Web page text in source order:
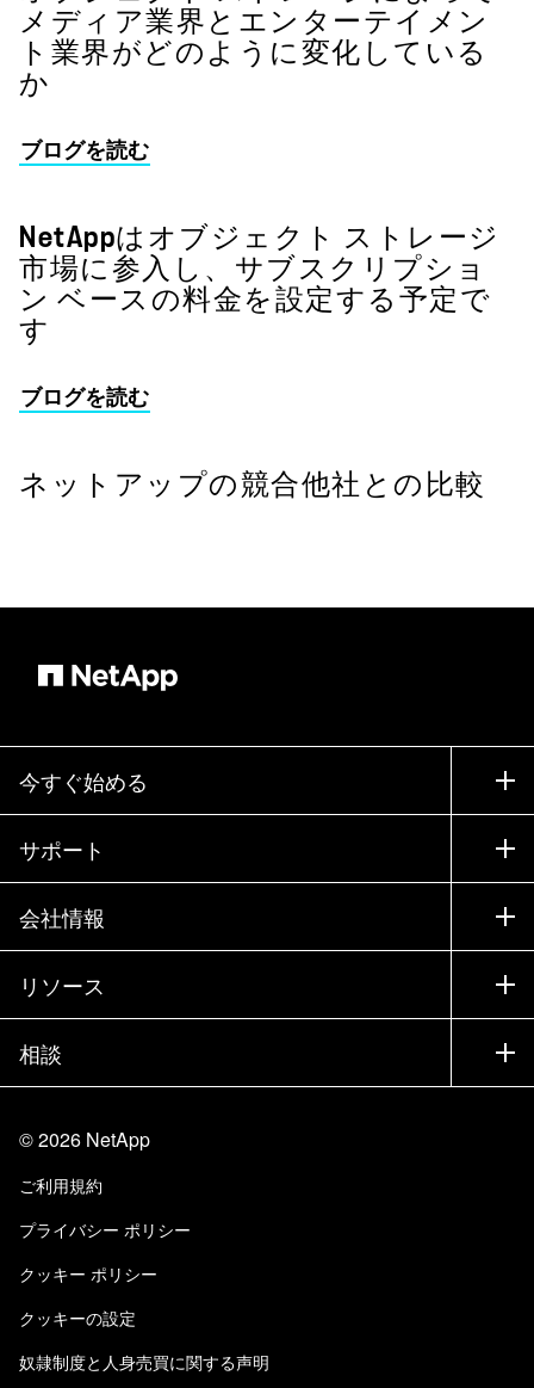
メディア業界とエンターテイメン
ト業界がどのように変化している
か
ブログを読む
NetAppはオブジェクト ストレージ
市場に参入し、サブスクリプショ
ン ベースの料金を設定する予定で
す
ブログを読む
ネットアップの競合他社との比較
今すぐ始める
購入方法
営業チームへのお問い合わせ
パートナーを検索
エグゼクティブ ブリーフィング
製品A-Z
サポート
サポート
トレーニング
ドキュメント
ナレッジ ベース
コミュニティ
知識の習得
会社情報
会社情報
パートナー
採用情報
Trust Center
責任と持続可能性
品質に関する認定
NetApp Instaclustr
リソース
ニュースルーム
イベント
ブログ
カスタマー エクスペリエンス
ユーザ事例
相談
当サイトに関するフィードバック
アクセシビリティ
Eメールの登録
©2026 NetApp
ご利用規約
プライバシー ポリシー
クッキー ポリシー
クッキーの設定
奴隷制度と人身売買に関する声明